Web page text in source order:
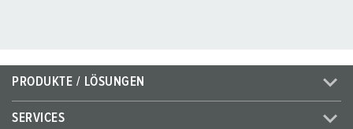
PRODUKTE / LÖSUNGEN
SERVICES